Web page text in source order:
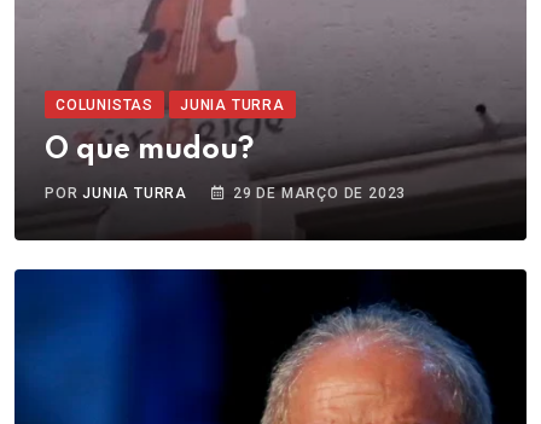
COLUNISTAS JUNIA TURRA
O que mudou?
PORJUNIA TURRA 29 DE MARÇO DE 2023